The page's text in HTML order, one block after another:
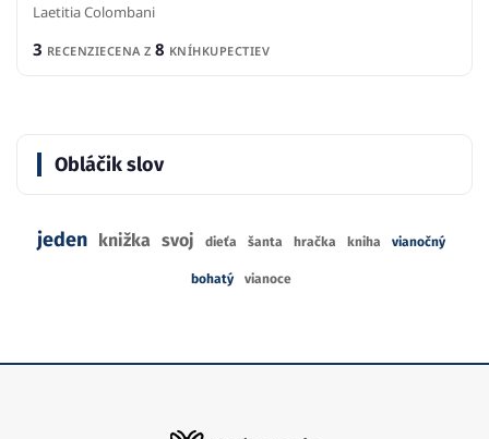
Laetitia Colombani
3 RECENZIECENA Z 8 KNÍHKUPECTIEV
Obláčik slov
jeden knižka svoj dieťa šanta hračka kniha vianočný
bohatý vianoce